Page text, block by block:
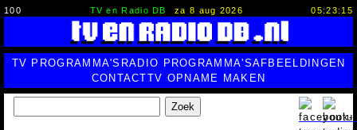
100 TV en Radio DB za 8 aug 2026 05:23:16
TV PROGRAMMA'S RADIO PROGRAMMA'SAFBEELDINGEN
CONTACTTV OPNAME MAKEN
Zoek